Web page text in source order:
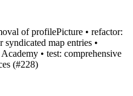
of profilePicture • refactor:
syndicated map entries •
• test: comprehensive
(#228)